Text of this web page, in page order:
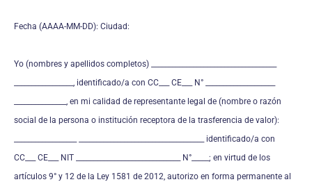
Fecha (AAAA-MM-DD): Ciudad:
Yo (nombres y apellidos completos) ____________________________________
_________________, identificado/a con CC___ CE___ N° ____________________
_______________, en mi calidad de representante legal de (nombre o razón
social de la persona o institución receptora de la trasferencia de valor):
__________________ ____________________________________ identificado/a con
CC___ CE___ NIT ______________________________ N°_____; en virtud de los
artículos 9° y 12 de la Ley 1581 de 2012, autorizo en forma permanente al